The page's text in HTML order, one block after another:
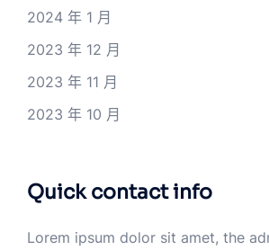
2024 年 1 月
2023 年 12 月
2023 年 11 月
2023 年 10 月
Quick contact info
Lorem ipsum dolor sit amet, the